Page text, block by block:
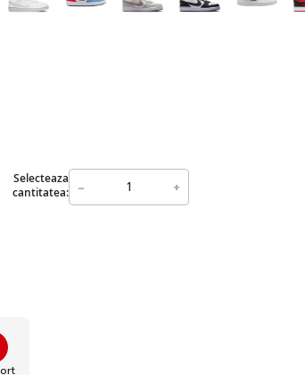
Selecteaza
cantitatea:
- +